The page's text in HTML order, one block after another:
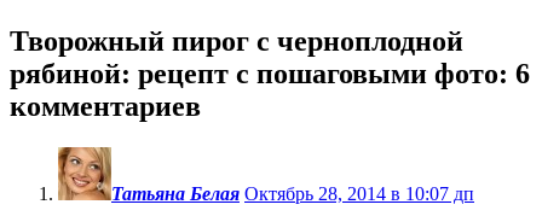
Творожный пирог с черноплодной
рябиной: рецепт с пошаговыми фото: 6
комментариев
Татьяна Белая Октябрь 28, 2014 в 10:07 дп